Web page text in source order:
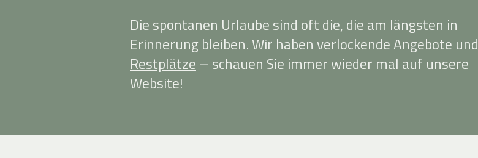
Die spontanen Urlaube sind oft die, die am längsten in
Erinnerung bleiben. Wir haben verlockende Angebote und
Restplätze – schauen Sie immer wieder mal auf unsere
Website!